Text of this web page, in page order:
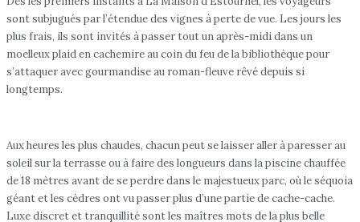
sont subjugués par l’étendue des vignes à perte de vue. Les jours les
plus frais, ils sont invités à passer tout un après-midi dans un
moelleux plaid en cachemire au coin du feu de la bibliothèque pour
s’attaquer avec gourmandise au roman-fleuve rêvé depuis si
longtemps.
Aux heures les plus chaudes, chacun peut se laisser aller à paresser au
soleil sur la terrasse ou à faire des longueurs dans la piscine chauffée
de 18 mètres avant de se perdre dans le majestueux parc, où le séquoia
géant et les cèdres ont vu passer plus d’une partie de cache-cache.
Luxe discret et tranquillité sont les maîtres mots de la plus belle